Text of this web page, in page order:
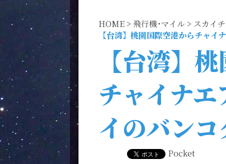
HOME > 飛行機･マイル > スカイ
【台湾】桃園国際空港からチャ
【台湾】
チャイナ
イのバン
Pocket